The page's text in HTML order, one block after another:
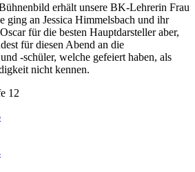
erhält unsere BK-Lehrerin Frau
ging an Jessica Himmelsbach und ihr
für die besten Hauptdarsteller aber,
für diesen Abend an die
-schüler, welche gefeiert haben, als
nicht kennen.
12